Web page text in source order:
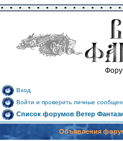
Вход
Войти и проверить личные
Список форумов Ветер
Объявления